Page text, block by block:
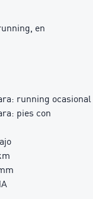
en
running ocasional
pies con